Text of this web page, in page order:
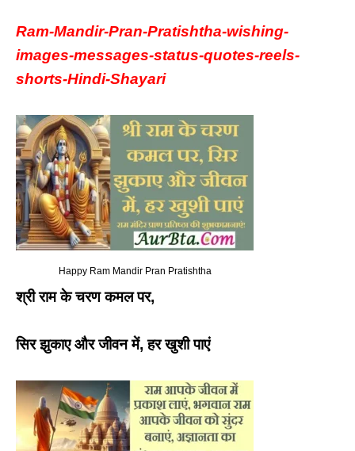
Ram-Mandir-Pran-Pratishtha-wishing-
images-messages-status-quotes-reels-
shorts-Hindi-Shayari
Happy Ram Mandir Pran Pratishtha
श्री राम के चरण कमल पर,
सिर झुकाए और जीवन में,हर खुशी पाएं